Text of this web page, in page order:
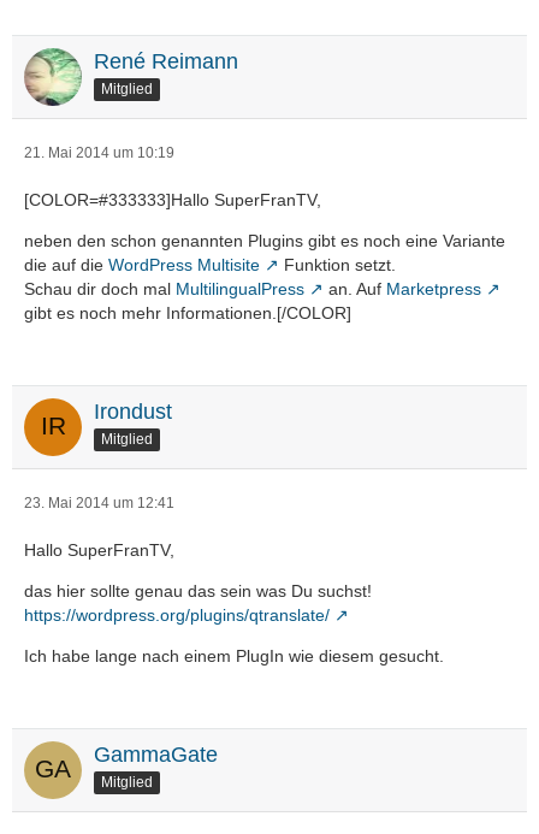
René Reimann
Mitglied
21. Mai 2014 um 10:19
[COLOR=#333333]Hallo SuperFranTV,
neben den schon genannten Plugins gibt es noch eine Variante
die auf die WordPress Multisite
Funktion setzt.
Schau dir doch mal MultilingualPress an. Auf Marketpress
gibt es noch mehr Informationen.[/COLOR]
Irondust
Mitglied
23. Mai 2014 um 12:41
Hallo SuperFranTV,
das hier sollte genau das sein was Du suchst!
https://wordpress.org/plugins/qtranslate/
Ich habe lange nach einem PlugIn wie diesem gesucht.
GammaGate
Mitglied